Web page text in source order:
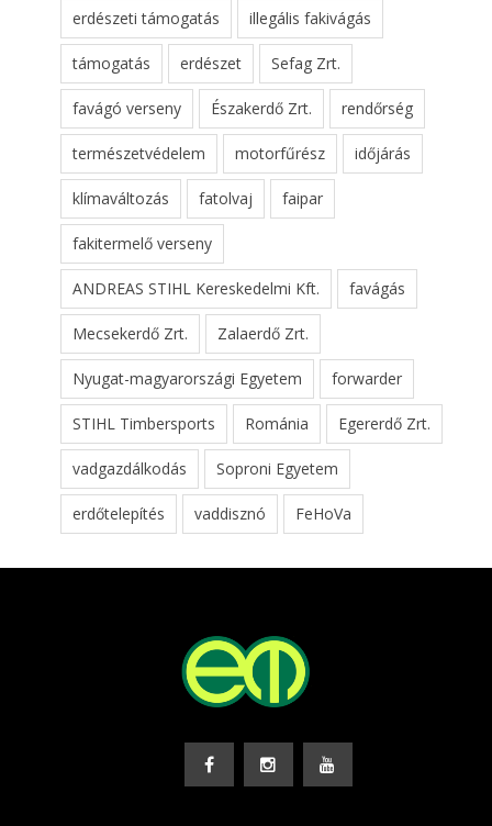
erdészeti támogatás illegális fakivágás
támogatás erdészet Sefag Zrt.
favágó verseny Északerdő Zrt. rendőrség
természetvédelem motorfűrész időjárás
klímaváltozás fatolvaj faipar
fakitermelő verseny
ANDREAS STIHL Kereskedelmi Kft. favágás
Mecsekerdő Zrt. Zalaerdő Zrt.
Nyugat-magyarországi Egyetem forwarder
STIHL Timbersports Románia Egererdő Zrt.
vadgazdálkodás Soproni Egyetem
erdőtelepítés vaddisznó FeHoVa